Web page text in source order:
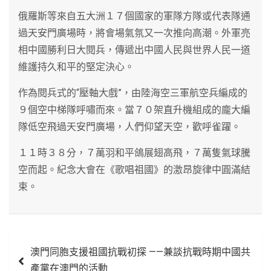
俄羅斯等來自五大洲１７個國家的軍隊方隊或代表隊通
過天安門廣場時，將會場氣氛又一次推向高潮。外軍亮
相中國勝利日大閱兵，傳遞出中國人民與世界人民一道
維護持久和平的堅定決心。
作為閱兵式的“壓軸大戲”，由陸海空三軍航空兵編成的
９個空中梯隊呼嘯而來。當７０架直升機組成的龐大編
隊低空飛過天安門廣場，人們仰望天空，歡呼雀躍。
１１時３８分，７萬羽和平鴿展翅高飛，７萬隻氣球騰
空而起。紀念大會在《歌唱祖國》的激昂旋律中圓滿結
束。
章
澳門同胞支援祖國抗戰初探 ——兼談抗戰時期中國共
產黨在澳門的活動